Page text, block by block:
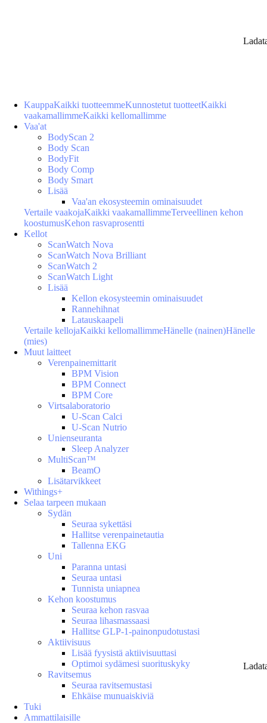
KauppaKaikki tuotteemmeKunnostetut tuotteetKaikki
vaakamallimmeKaikki kellomallimme
Vaa'at
BodyScan 2
Body Scan
BodyFit
Body Comp
Body Smart
Lisää
Vaa'an ekosysteemin ominaisuudet
Vertaile vaakojaKaikki vaakamallimmeTerveellinen kehon
koostumusKehon rasvaprosentti
Kellot
ScanWatch Nova
ScanWatch Nova Brilliant
ScanWatch 2
ScanWatch Light
Lisää
Kellon ekosysteemin ominaisuudet
Rannehihnat
Latauskaapeli
Vertaile kellojaKaikki kellomallimmeHänelle (nainen)Hänelle
(mies)
Muut laitteet
Verenpainemittarit
BPM Vision
BPM Connect
BPM Core
Virtsalaboratorio
U-Scan Calci
U-Scan Nutrio
Unienseuranta
Sleep Analyzer
MultiScan™
BeamO
Lisätarvikkeet
Withings+
Selaa tarpeen mukaan
Sydän
Seuraa sykettäsi
Hallitse verenpainetautia
Tallenna EKG
Uni
Paranna untasi
Seuraa untasi
Tunnista uniapnea
Kehon koostumus
Seuraa kehon rasvaa
Seuraa lihasmassaasi
Hallitse GLP-1-painonpudotustasi
Aktiivisuus
Lisää fyysistä aktiivisuuttasi
Optimoi sydämesi suorituskyky
Ravitsemus
Seuraa ravitsemustasi
Ehkäise munuaiskiviä
Tuki
Ammattilaisille